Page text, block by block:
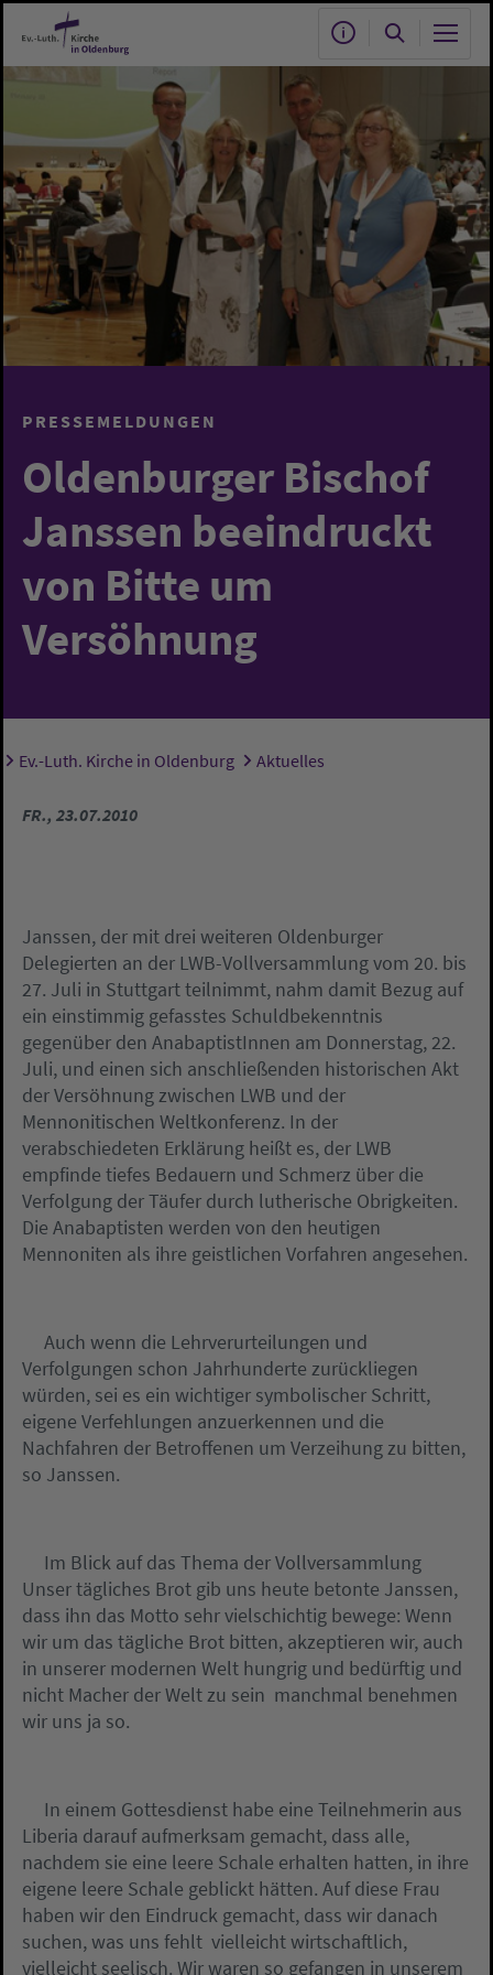
Zum Hauptinhalt springen
PRESSEMELDUNGEN
Oldenburger Bischof
Janssen beeindruckt
von Bitte um
Versöhnung
Sie sind hier:
Ev.-Luth. Kirche in Oldenburg Aktuelles
FR., 23.07.2010
Janssen, der mit drei weiteren Oldenburger
Delegierten an der LWB-Vollversammlung vom 20. bis
27. Juli in Stuttgart teilnimmt, nahm damit Bezug auf
ein einstimmig gefasstes Schuldbekenntnis
gegenüber den AnabaptistInnen am Donnerstag, 22.
Juli, und einen sich anschließenden historischen Akt
der Versöhnung zwischen LWB und der
Mennonitischen Weltkonferenz. In der
verabschiedeten Erklärung heißt es, der LWB
empfinde tiefes Bedauern und Schmerz über die
Verfolgung der Täufer durch lutherische Obrigkeiten.
Die Anabaptisten werden von den heutigen
Mennoniten als ihre geistlichen Vorfahren angesehen.
Auch wenn die Lehrverurteilungen und
Verfolgungen schon Jahrhunderte zurückliegen
würden, sei es ein wichtiger symbolischer Schritt,
eigene Verfehlungen anzuerkennen und die
Nachfahren der Betroffenen um Verzeihung zu bitten,
so Janssen.
Im Blick auf das Thema der Vollversammlung
Unser tägliches Brot gib uns heute betonte Janssen,
dass ihn das Motto sehr vielschichtig bewege: Wenn
wir um das tägliche Brot bitten, akzeptieren wir, auch
in unserer modernen Welt hungrig und bedürftig und
nicht Macher der Welt zu sein  manchmal benehmen
wir uns ja so.
In einem Gottesdienst habe eine Teilnehmerin aus
Liberia darauf aufmerksam gemacht, dass alle,
nachdem sie eine leere Schale erhalten hatten, in ihre
eigene leere Schale geblickt hätten. Auf diese Frau
haben wir den Eindruck gemacht, dass wir danach
suchen, was uns fehlt  vielleicht wirtschaftlich,
vielleicht seelisch. Wir waren so gefangen in unserem